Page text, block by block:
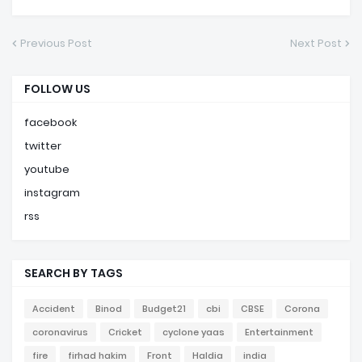
Previous Post Next Post
FOLLOW US
facebook
twitter
youtube
instagram
rss
SEARCH BY TAGS
Accident Binod Budget21 cbi CBSE
Corona
coronavirus
Cricket cyclone yaas
Entertainment
fire
firhad hakim Front Haldia india